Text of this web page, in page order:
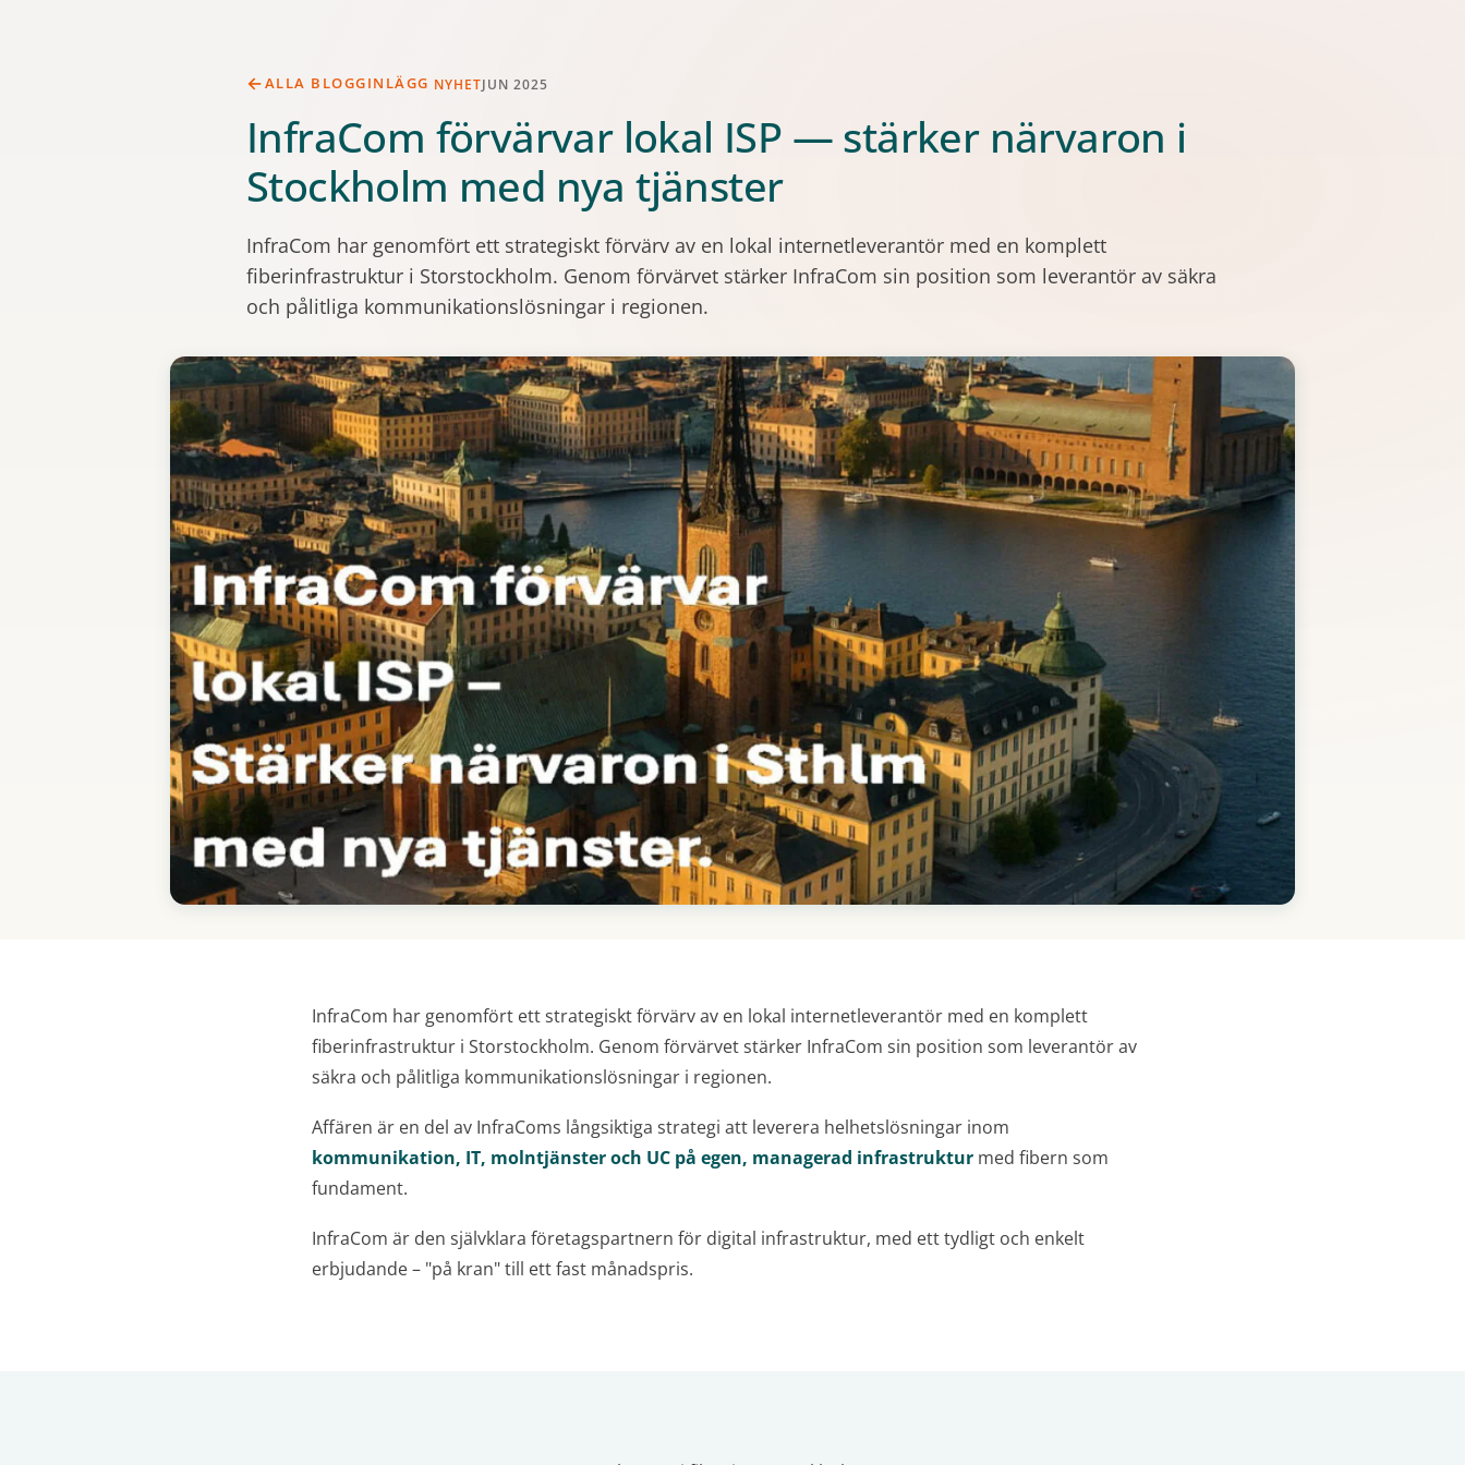
ALLA BLOGGINLÄGG NYHETJUN 2025
InfraCom förvärvar lokal ISP — stärker närvaron i
Stockholm med nya tjänster
InfraCom har genomfört ett strategiskt förvärv av en lokal internetleverantör med en komplett
fiberinfrastruktur i Storstockholm. Genom förvärvet stärker InfraCom sin position som leverantör av säkra
och pålitliga kommunikationslösningar i regionen.
InfraCom har genomfört ett strategiskt förvärv av en lokal internetleverantör med en komplett
fiberinfrastruktur i Storstockholm. Genom förvärvet stärker InfraCom sin position som leverantör av
säkra och pålitliga kommunikationslösningar i regionen.
Affären är en del av InfraComs långsiktiga strategi att leverera helhetslösningar inom
kommunikation, IT, molntjänster och UC på egen, managerad infrastruktur med fibern som
fundament.
InfraCom är den självklara företagspartnern för digital infrastruktur, med ett tydligt och enkelt
erbjudande – "på kran" till ett fast månadspris.